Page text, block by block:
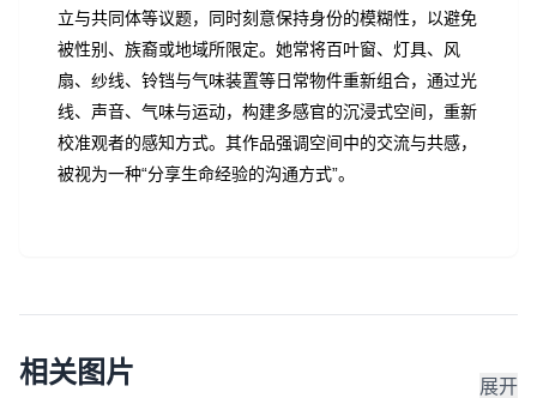
立与共同体等议题，同时刻意保持身份的模糊性，以避免
被性别、族裔或地域所限定。她常将百叶窗、灯具、风
扇、纱线、铃铛与气味装置等日常物件重新组合，通过光
线、声音、气味与运动，构建多感官的沉浸式空间，重新
校准观者的感知方式。其作品强调空间中的交流与共感，
被视为一种“分享生命经验的沟通方式”。
相关图片 展开